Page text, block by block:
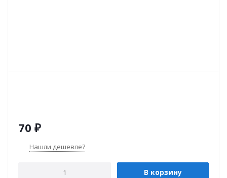
70 ₽
Нашли дешевле?
В корзину